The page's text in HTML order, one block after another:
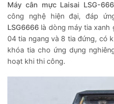
Máy cân mực Laisai LSG-
công nghệ hiện đại, đáp
LSG6666 là dòng máy tia xanh
04 tia ngang và 8 tia đứng, có
khóa tia cho ứng dụng
hoạt khi thi công.